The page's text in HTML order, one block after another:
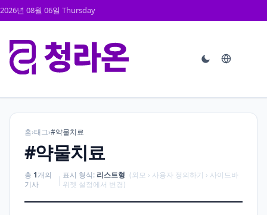
2026년 08월 06일 Thursday
홈›태그›#약물치료
#약물치료
총 1개의
기사
| 표시 형식: 리스트형 (외모 › 사용자 정의하기 › 사이드바
위젯 설정에서 변경)